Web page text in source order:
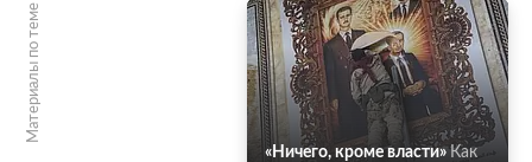
Материалы по теме
«Ничего, кроме власти» Как